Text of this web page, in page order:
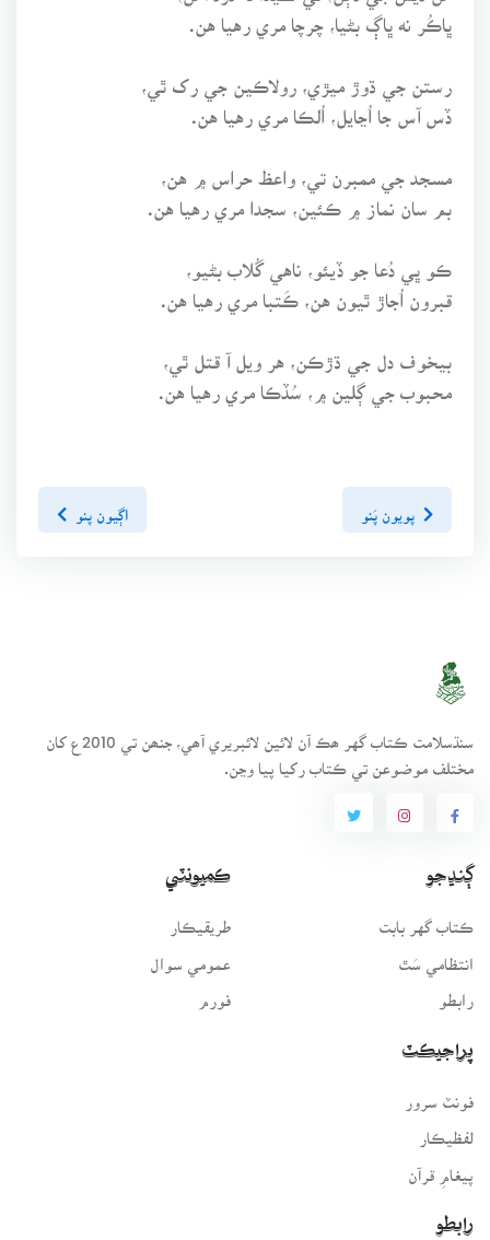
ڀاڪُر نه ڀاڳ بڻيا، چرچا مري رهيا هن.
رستن جي ڌوڙ ميڙي، رولاڪين جي رک ٿي،
ڏس آس جا اُڃايل، اُلڪا مري رهيا هن.
مسجد جي ممبرن تي، واعظ حراس ۾ هن،
بم سان نماز ۾ ڪئين، سجدا مري رهيا هن.
ڪو ڀي دُعا جو ڏيئو، ناهي گُلاب بڻيو،
قبرون اُجاڙ ٿيون هن، ڪَتبا مري رهيا هن.
بيخوف دل جي ڌڙڪن، هر ويل آ قتل ٿي،
محبوب جي ڳلين ۾، سُڏڪا مري رهيا هن.
پويون پَنو اڳيون پنو
سنڌسلامت ڪتاب گهر ھڪ آن لائين لائبريري آھي، جنھن تي 2010ع کان
مختلف موضوعن تي ڪتاب رکيا پيا وڃن.
ڳنڍجو
ڪتاب گهر بابت
انتظامي سَٿ
رابطو
ڪميونٽي
طريقيڪار
عمومي سوال
فورم
پراجيڪٽ
لفظيڪار
پيغامِ قرآن
رابطو